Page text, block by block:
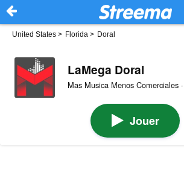
United States > Florida > Doral
LaMega Doral
Mas Musica Menos Comerciales
Jouer